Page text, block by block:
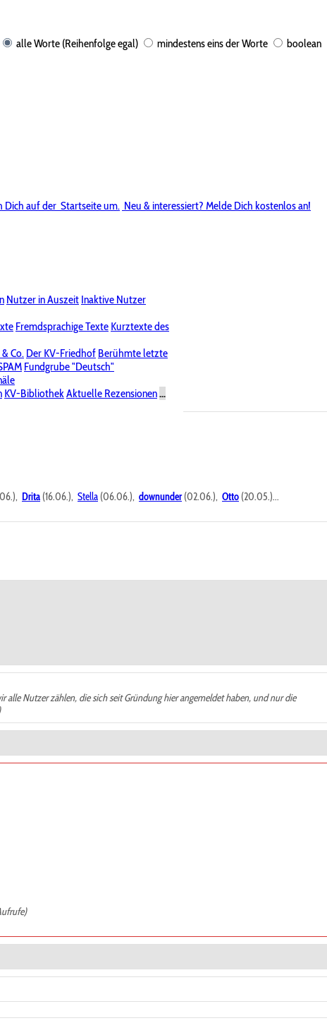
alle Worte (Reihenfolge egal) mindestens eins der Worte boolean
Dich auf der Startseite um. Neu & interessiert? Melde Dich kostenlos an!
Nutzer in Auszeit Inaktive Nutzer
Fremdsprachige Texte Kurztexte des
Co. Der KV-Friedhof Berühmte letzte
Fundgrube "Deutsch"
KV-BibliothekAktuelle Rezensionen...
Drita (16.06.), Stella (06.06.), downunder(02.06.), Otto (20.05.)...
Nutzer zählen, die sich seit Gründung hier angemeldet haben, und nur die